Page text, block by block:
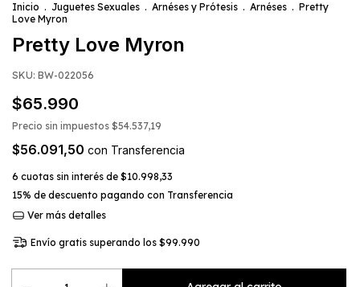
Inicio . Juguetes Sexuales . Arnéses y Prótesis . Arnéses . Pretty
Love Myron
Pretty Love Myron
SKU: BW-022056
$65.990
Precio sin impuestos $54.537,19
$56.091,50 con Transferencia
6 cuotas sin interés de $10.998,33
15% de descuento pagando con Transferencia
Ver más detalles
Envío gratis superando los $99.990